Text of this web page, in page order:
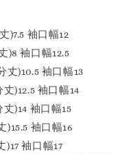
)7.5 袖口幅12
)8 袖口幅12.5
丈)10.5 袖口幅13
)12.5 袖口幅14
)14 袖口幅15
)15.5 袖口幅16
)17 袖口幅17